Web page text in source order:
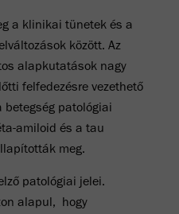
a klinikai tünetek és a
között. Az
alapkutatások nagy
felfedezésre vezethető
patológiai
amiloid és a tau
meg.
patológiai jelei.
alapul, hogy